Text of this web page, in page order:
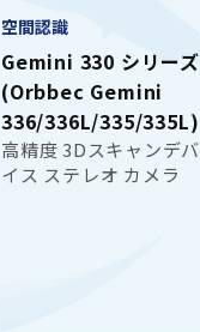
空間認識
Gemini 330 シリーズ
(Orbbec Gemini
336/336L/335/335L)
高精度 3Dスキャンデバ
イス ステレオ カメラ